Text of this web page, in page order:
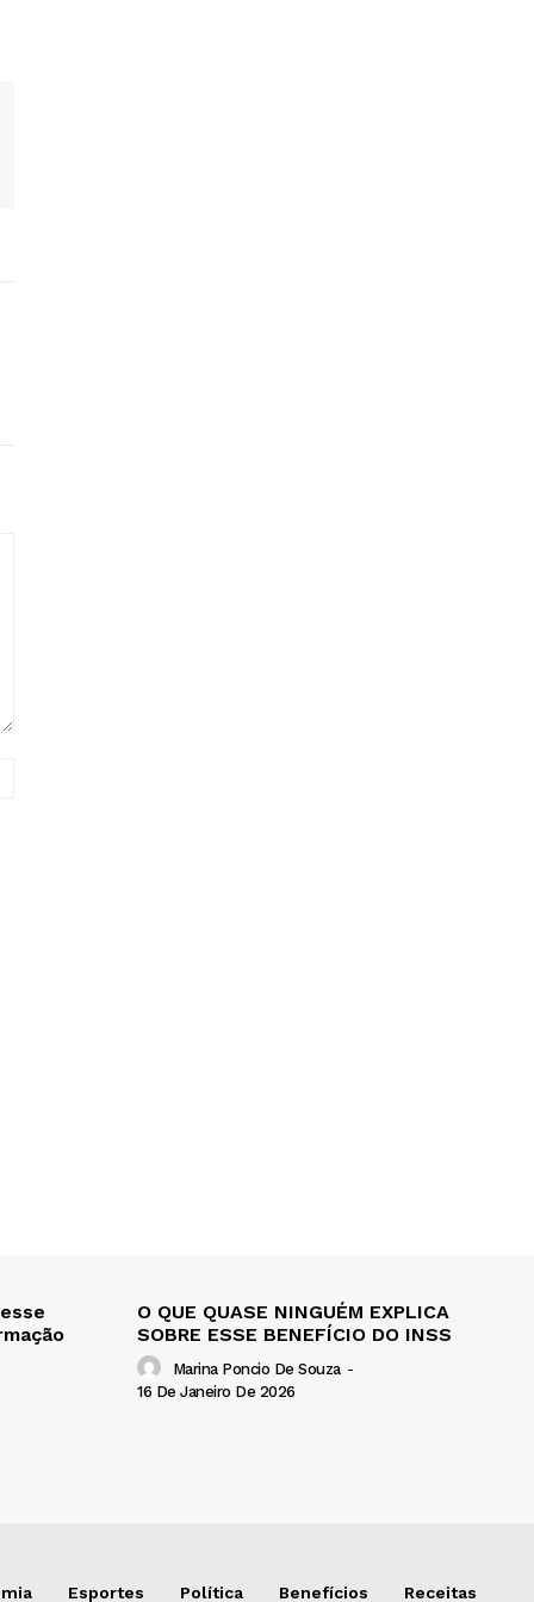
O QUE QUASE NINGUÉM EXPLICA
SOBRE ESSE BENEFÍCIO DO INSS
Marina Poncio De Souza -
16 De Janeiro De 2026
Esportes Política Benefícios Receitas